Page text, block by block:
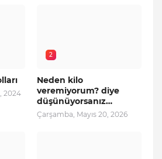
2024
2
Neden kilo
veremiyorum? diye
düşünüyorsanız…
Çarşamba, Mayıs 20, 2026